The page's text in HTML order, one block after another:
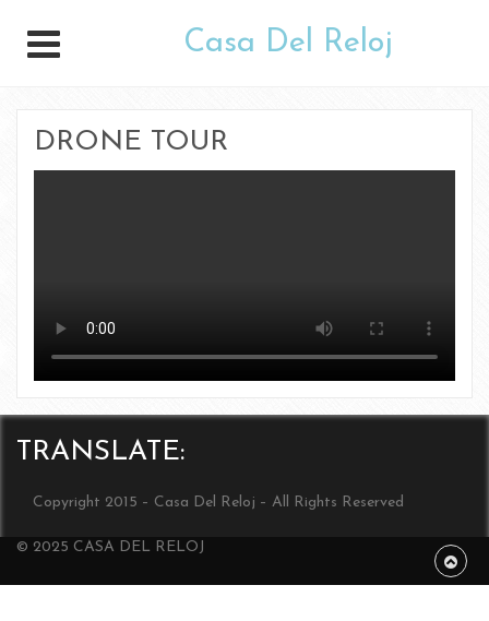
Casa Del Reloj
DRONE TOUR
TRANSLATE:
Copyright 2015 – Casa Del Reloj – All Rights Reserved
© 2025 CASA DEL RELOJ